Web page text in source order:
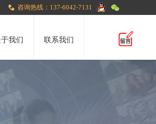
咨询热线：137-6042-7131
我们 联系我们